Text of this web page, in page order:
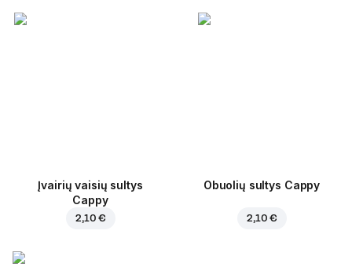
Įvairių vaisių sultys
Cappy
2,10 €
Obuolių sultys Cappy
2,10 €